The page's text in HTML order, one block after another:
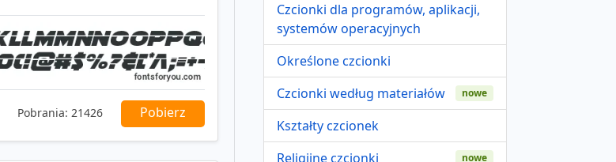
Pobrania: 21426 Pobierz
Czcionki dla programów, aplikacji,
systemów operacyjnych
Określone czcionki
Czcionki według materiałów
nowe
Kształty czcionek
Religijne czcionki
nowe